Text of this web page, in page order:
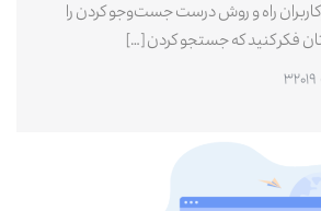
مشترکان سازمانی
کاربران راه و روش درست جست‌وجو کردن را
فکر کنید که جستجو کردن […]
۳۲۰۱۹